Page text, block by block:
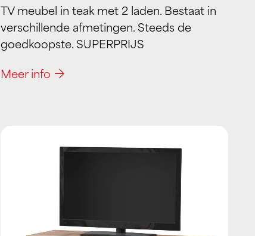
TV meubel in teak met 2 laden. Bestaat in
verschillende afmetingen. Steeds de
goedkoopste. SUPERPRIJS
Meer info